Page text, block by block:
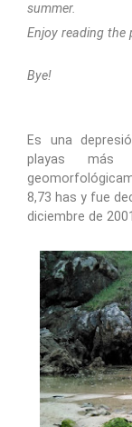
summer.
Enjoy reading the
Bye!
Es una
playas
8,73 has y fue
diciembre de 2001.